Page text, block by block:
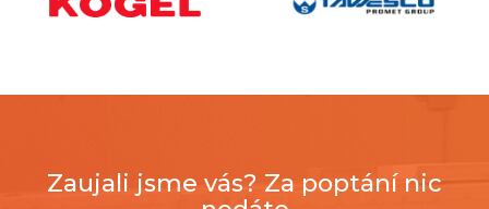
Zaujali jsme vás? Za poptání nic